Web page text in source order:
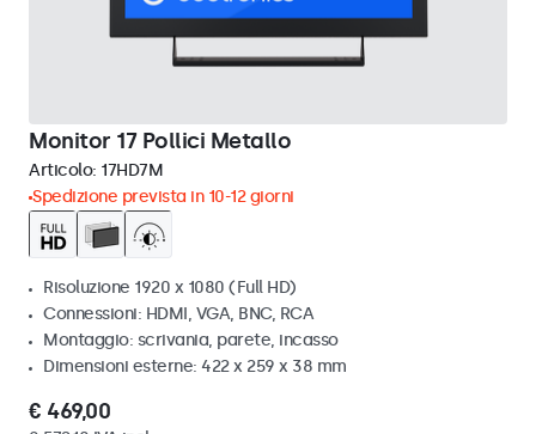
Monitor 17 Pollici Metallo
Articolo: 17HD7M
Spedizione prevista in 10-12 giorni
Risoluzione 1920 x 1080 (Full HD)
Connessioni: HDMI, VGA, BNC, RCA
Montaggio: scrivania, parete, incasso
Dimensioni esterne: 422 x 259 x 38 mm
€ 469,00